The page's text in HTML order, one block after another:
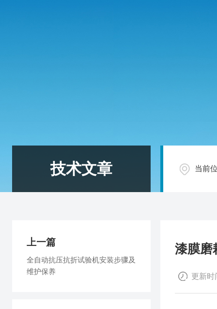
技术文章 当前
漆膜磨
更新时
上一篇
全自动抗压抗折试验机安装步骤及
维护保养